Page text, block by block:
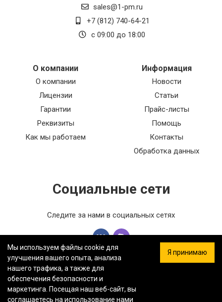
sales@1-pm.ru
+7 (812) 740-64-21
с 09:00 до 18:00
О компании
О компании
Лицензии
Гарантии
Реквизиты
Как мы работаем
Информация
Новости
Статьи
Прайс-листы
Помощь
Контакты
Обработка данных
Социальные сети
Следите за нами в социальных сетях
ООО «ФЕРСТ МАСТЕР» — Информация на сайте не является
публичной офертой.
Политика конфиденциальности.
Мы используем файлы cookie для
улучшения вашего опыта, анализа
нашего трафика, а также для
обеспечения безопасности и
маркетинга. Посещая наш веб-сайт, вы
соглашаетесь на использование нами
Я принимаю